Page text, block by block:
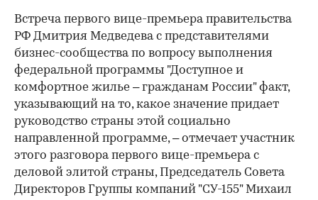
Встреча первого вице-премьера правительства
РФ Дмитрия Медведева с представителями
бизнес-сообщества по вопросу выполнения
федеральной программы "Доступное и
комфортное жилье – гражданам России" факт,
указывающий на то, какое значение придает
руководство страны этой социально
направленной программе, – отмечает участник
этого разговора первого вице-премьера с
деловой элитой страны, Председатель Совета
Директоров Группы компаний "СУ-155" Михаил